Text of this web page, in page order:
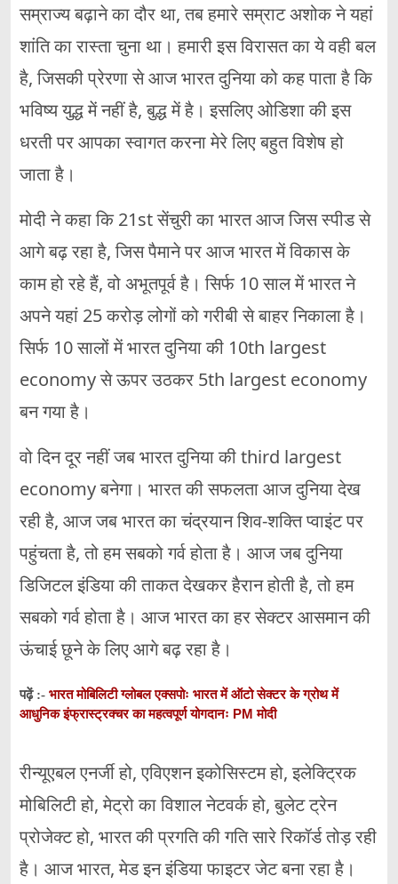
सम्राज्य बढ़ाने का दौर था, तब हमारे सम्राट अशोक ने यहां
शांति का रास्ता चुना था। हमारी इस विरासत का ये वही बल
है, जिसकी प्रेरणा से आज भारत दुनिया को कह पाता है कि
भविष्य युद्ध में नहीं है, बुद्ध में है। इसलिए ओडिशा की इस
धरती पर आपका स्वागत करना मेरे लिए बहुत विशेष हो
जाता है।
मोदी ने कहा कि 21st सेंचुरी का भारत आज जिस स्पीड से
आगे बढ़ रहा है, जिस पैमाने पर आज भारत में विकास के
काम हो रहे हैं, वो अभूतपूर्व है। सिर्फ 10 साल में भारत ने
अपने यहां 25 करोड़ लोगों को गरीबी से बाहर निकाला है।
सिर्फ 10 सालों में भारत दुनिया की 10th largest
economy से ऊपर उठकर 5th largest economy
बन गया है।
वो दिन दूर नहीं जब भारत दुनिया की third largest
economy बनेगा। भारत की सफलता आज दुनिया देख
रही है, आज जब भारत का चंद्रयान शिव-शक्ति प्वाइंट पर
पहुंचता है, तो हम सबको गर्व होता है। आज जब दुनिया
डिजिटल इंडिया की ताकत देखकर हैरान होती है, तो हम
सबको गर्व होता है। आज भारत का हर सेक्टर आसमान की
ऊंचाई छूने के लिए आगे बढ़ रहा है।
पढ़ें :- भारत मोबिलिटी ग्लोबल एक्सपोः भारत में ऑटो सेक्टर के ग्रोथ में
आधुनिक इंफ्रास्ट्रक्चर का महत्वपूर्ण योगदानः PM मोदी
रीन्यूएबल एनर्जी हो, एविएशन इकोसिस्टम हो, इलेक्ट्रिक
मोबिलिटी हो, मेट्रो का विशाल नेटवर्क हो, बुलेट ट्रेन
प्रोजेक्ट हो, भारत की प्रगति की गति सारे रिकॉर्ड तोड़ रही
है। आज भारत, मेड इन इंडिया फाइटर जेट बना रहा है।